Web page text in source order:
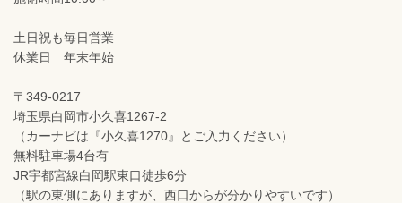
土日祝も毎日営業
休業日 年末年始
〒349-0217
埼玉県白岡市小久喜1267-2
（カーナビは『小久喜1270』とご入力ください）
無料駐車場4台有
JR宇都宮線白岡駅東口徒歩6分
（駅の東側にありますが、西口からが分かりやすいです）